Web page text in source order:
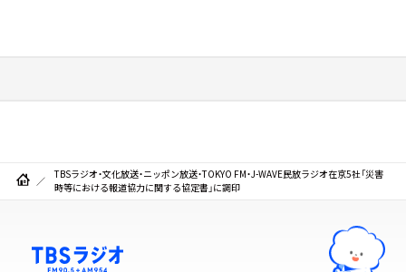
TBSラジオ・文化放送・ニッポン放送・TOKYO FM・J-WAVE民放ラジオ在京5社「災害
時等における報道協力に関する協定書」に調印